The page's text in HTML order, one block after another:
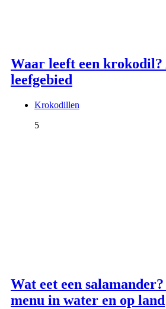
Waar leeft een krokodil?
leefgebied
Krokodillen
5
Wat eet een
menu in water en op land